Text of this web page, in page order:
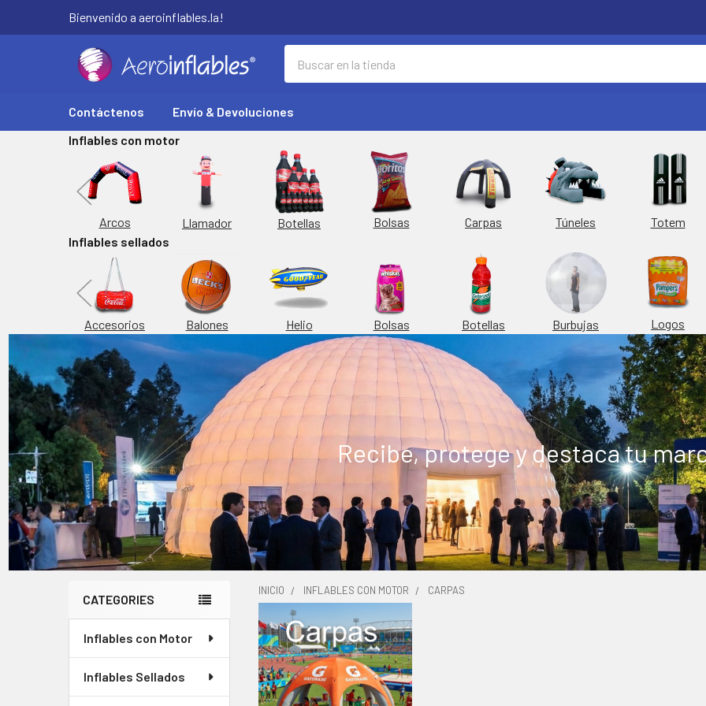
Bienvenido a aeroinflables.la!
Contáctenos
Envío & Devoluciones
Inflables con motor
Arcos Llamador Botellas Bolsas Carpas Túneles
Totem
Inflables sellados
Accesorios Balones Helio Bolsas Botellas Burbujas Logos
Recibe, protege y destaca tu
Barra
lateral
CATEGORIES
Inflables con Motor
Inflables Sellados
INICIO INFLABLES CON MOTOR CARPAS